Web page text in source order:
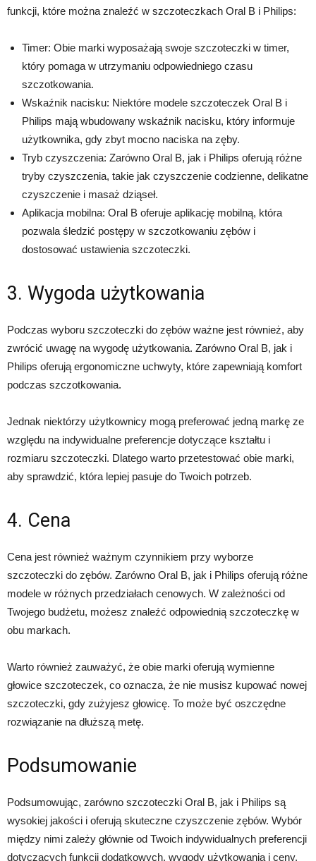
funkcji, które można znaleźć w szczoteczkach Oral B i Philips:
Timer: Obie marki wyposażają swoje szczoteczki w timer,
który pomaga w utrzymaniu odpowiedniego czasu
szczotkowania.
Wskaźnik nacisku: Niektóre modele szczoteczek Oral B i
Philips mają wbudowany wskaźnik nacisku, który informuje
użytkownika, gdy zbyt mocno naciska na zęby.
Tryb czyszczenia: Zarówno Oral B, jak i Philips oferują różne
tryby czyszczenia, takie jak czyszczenie codzienne, delikatne
czyszczenie i masaż dziąseł.
Aplikacja mobilna: Oral B oferuje aplikację mobilną, która
pozwala śledzić postępy w szczotkowaniu zębów i
dostosować ustawienia szczoteczki.
3. Wygoda użytkowania
Podczas wyboru szczoteczki do zębów ważne jest również, aby
zwrócić uwagę na wygodę użytkowania. Zarówno Oral B, jak i
Philips oferują ergonomiczne uchwyty, które zapewniają komfort
podczas szczotkowania.
Jednak niektórzy użytkownicy mogą preferować jedną markę ze
względu na indywidualne preferencje dotyczące kształtu i
rozmiaru szczoteczki. Dlatego warto przetestować obie marki,
aby sprawdzić, która lepiej pasuje do Twoich potrzeb.
4. Cena
Cena jest również ważnym czynnikiem przy wyborze
szczoteczki do zębów. Zarówno Oral B, jak i Philips oferują różne
modele w różnych przedziałach cenowych. W zależności od
Twojego budżetu, możesz znaleźć odpowiednią szczoteczkę w
obu markach.
Warto również zauważyć, że obie marki oferują wymienne
głowice szczoteczek, co oznacza, że nie musisz kupować nowej
szczoteczki, gdy zużyjesz głowicę. To może być oszczędne
rozwiązanie na dłuższą metę.
Podsumowanie
Podsumowując, zarówno szczoteczki Oral B, jak i Philips są
wysokiej jakości i oferują skuteczne czyszczenie zębów. Wybór
między nimi zależy głównie od Twoich indywidualnych preferencji
dotyczących funkcji dodatkowych, wygody użytkowania i ceny.